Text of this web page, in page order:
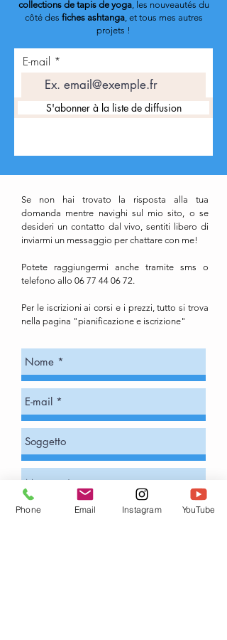
collections de tapis de yoga, les nouveautés du
côté des fiches ashtanga, et tous mes autres
projets !
E-mail
S'abonner à la liste de diffusion
Se non hai trovato la risposta alla tua
domanda mentre navighi sul mio sito, o se
desideri un contatto dal vivo, sentiti libero di
inviarmi un messaggio per chattare con me!
Potete raggiungermi anche tramite sms o
telefono allo 06 77 44 06 72.
Per le iscrizioni ai corsi e i prezzi, tutto si trova
nella pagina "pianificazione e iscrizione"
Phone Email Instagram YouTube